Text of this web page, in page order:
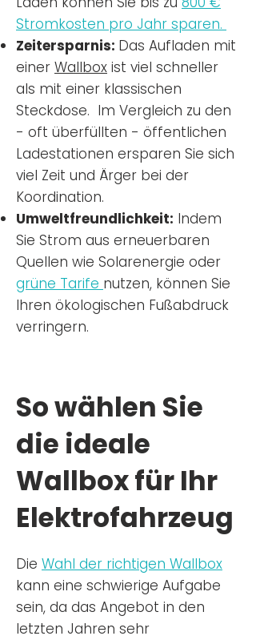
Stromkosten pro Jahr sparen.
Zeitersparnis: Das Aufladen mit
einer Wallbox ist viel schneller
als mit einer klassischen
Steckdose. Im Vergleich zu den
- oft überfüllten - öffentlichen
Ladestationen ersparen Sie sich
viel Zeit und Ärger bei der
Koordination.
Umweltfreundlichkeit: Indem
Sie Strom aus erneuerbaren
Quellen wie Solarenergie oder
grüne Tarife nutzen, können Sie
Ihren ökologischen Fußabdruck
verringern.
So wählen Sie
die ideale
Wallbox für Ihr
Elektrofahrzeug
Die Wahl der richtigen Wallbox
kann eine schwierige Aufgabe
sein, da das Angebot in den
letzten Jahren sehr